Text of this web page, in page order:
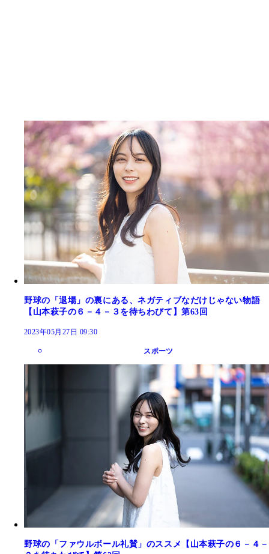
野球の「退場」の裏にある、ネガティブなだけじゃない物語
【山本萩子の６－４－３を待ちわびて】第63回
2023年05月27日 09:30
スポーツ
野球の「ファウルボール礼賛」のススメ【山本萩子の６－４－